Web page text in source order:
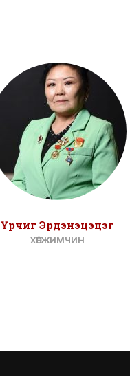
Үрчиг Эрдэнэцэцэг
ХӨГЖИМЧИН